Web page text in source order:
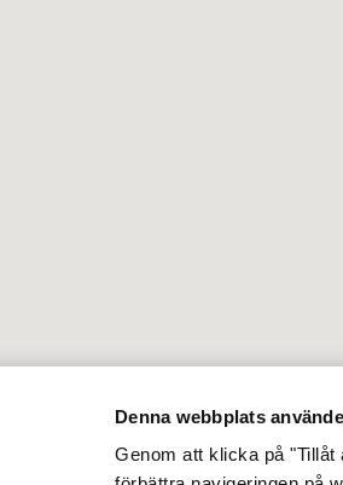
Denna webbplats
Genom att klicka på